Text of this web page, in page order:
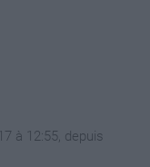
à 12:55, depuis